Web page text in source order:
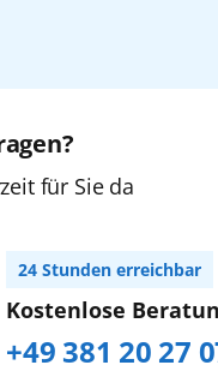
mit Baby
Sie bitte im AIDA Kundencenter,
(0) 381/20 27 07 22...mehr
für Sie da
24 Stunden erreichbar
Kostenlose
+49 381 20 27